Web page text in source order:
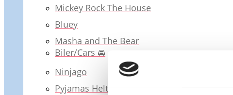
Mickey Rock The House
Bluey
Masha and The Bear
Biler/Cars 🚘
Ninjago
Pyjamas Heltene / PJ Masks